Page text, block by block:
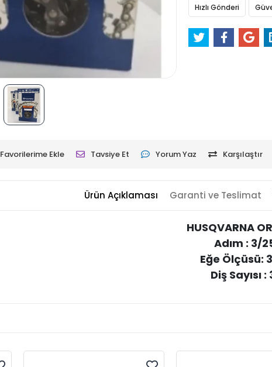
Hızlı Gönderi
Favorilerime Ekle Tavsiye Et Yorum Yaz Karşılaştır
Ürün Açıklaması Garanti ve Teslimat
HUSQVARNA
Adım : 3/
Eğe Ölçüsü:
Diş Sayısı :